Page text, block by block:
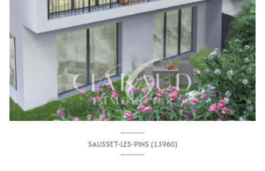
SAUSSET-LES-PINS (13960)